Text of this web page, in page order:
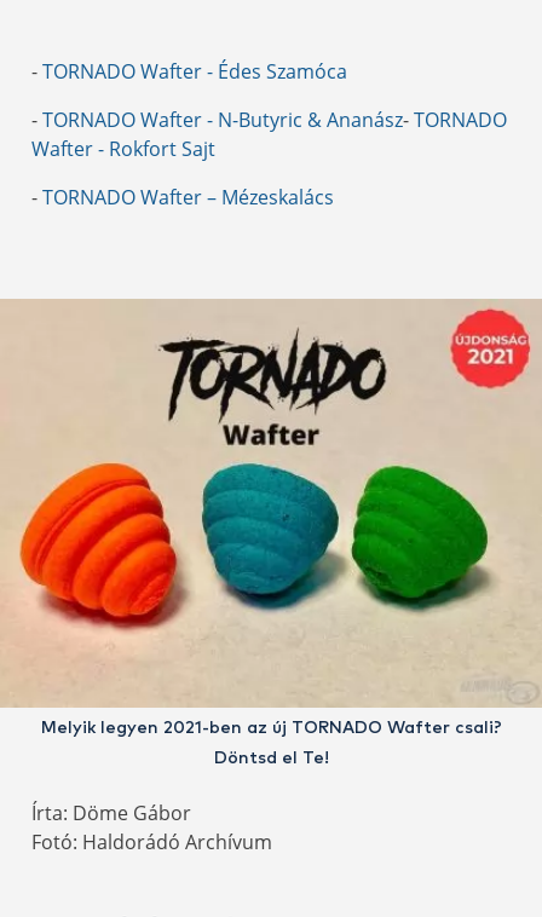
-TORNADO Wafter - Édes Szamóca
-TORNADO Wafter - N-Butyric & Ananász-TORNADO
Wafter - Rokfort Sajt
-TORNADO Wafter – Mézeskalács
Melyik legyen 2021-ben az új TORNADO Wafter csali?
Döntsd el Te!
Írta: Döme Gábor
Fotó: Haldorádó Archívum